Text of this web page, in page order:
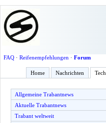
FAQ· Reifenempfehlungen · Forum
Home Nachrichten
Allgemeine Trabantnews
Aktuelle Trabantnews
Trabant weltweit